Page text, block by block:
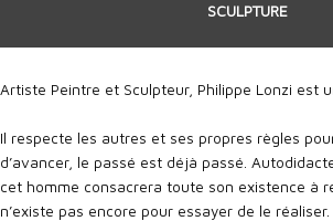
SCULPTURE
Artiste Peintre et Sculpteur, Philippe Lonzi est
Il respecte les autres et ses propres règles
d’avancer, le passé est déjà passé.
cet homme consacrera toute son existence à
n’existe pas encore pour essayer de le réaliser.